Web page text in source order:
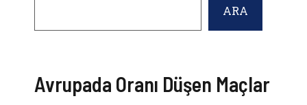
ARA
Avrupada Oranı Düşen Maçlar